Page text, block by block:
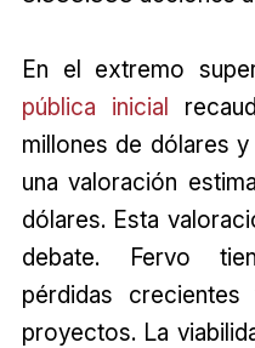
En el extremo
pública inicial
millones de dólares
una valoración
dólares. Esta
debate. Fervo
pérdidas
proyectos. La